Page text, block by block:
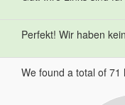
Perfekt! Wir haben
We found a total of 71